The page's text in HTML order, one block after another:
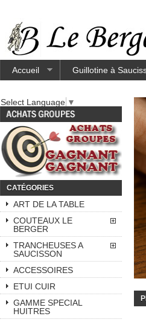
Accueil Guillotine à
Select Language ▼
CATÉGORIES
ART DE LA TABLE
COUTEAUX LE
BERGER
TRANCHEUSES A
SAUCISSON
ACCESSOIRES
ETUI CUIR
GAMME SPECIAL
HUITRES